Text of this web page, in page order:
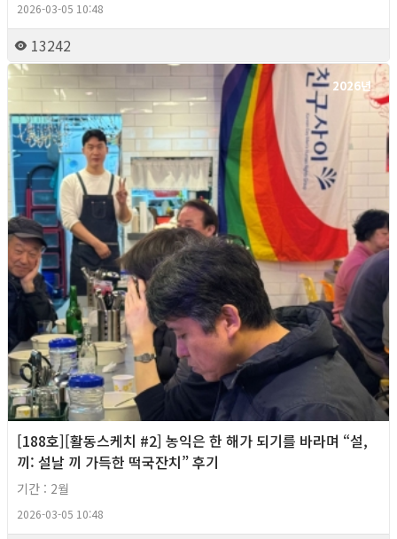
2026-03-05 10:48
13242
2026년
[188호][활동스케치 #2] 농익은 한 해가 되기를 바라며 “설,
끼: 설날 끼 가득한 떡국잔치” 후기
기간 : 2월
2026-03-05 10:48